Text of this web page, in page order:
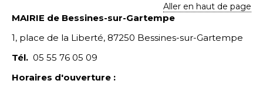
Aller en haut de page
MAIRIE de Bessines-sur-Gartempe
1, place de la Liberté, 87250 Bessines-sur-Gartempe
Tél. 05 55 76 05 09
Horaires d'ouverture :